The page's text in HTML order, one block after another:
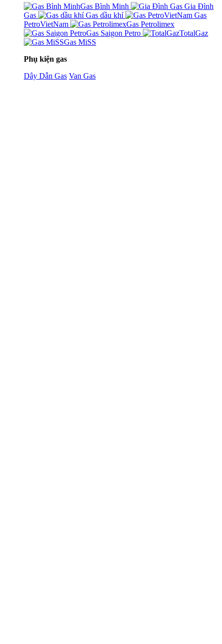
Gas Bình Minh
Gia Đình
Gas
Gas dầu khí
Gas
PetroVietNam
Gas Petrolimex
Gas Saigon Petro
TotalGaz
Gas MiSS
Phụ kiện gas
Dây Dẫn Gas Van Gas